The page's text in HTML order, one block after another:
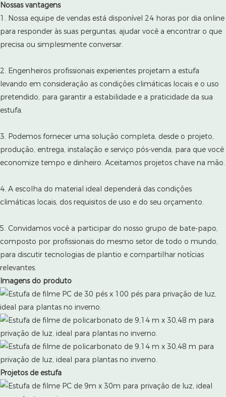
Nossas vantagens
1. Nossa equipe de vendas está disponível 24 horas por dia online
para responder às suas perguntas, ajudar você a encontrar o que
precisa ou simplesmente conversar.
2. Engenheiros profissionais experientes projetam a estufa
levando em consideração as condições climáticas locais e o uso
pretendido, para garantir a estabilidade e a praticidade da sua
estufa.
3. Podemos fornecer uma solução completa, desde o projeto,
produção, entrega, instalação e serviço pós-venda, para que você
economize tempo e dinheiro. Aceitamos projetos chave na mão.
4. A escolha do material ideal dependerá das condições
climáticas locais, dos requisitos de uso e do seu orçamento.
5. Convidamos você a participar do nosso grupo de bate-papo,
composto por profissionais do mesmo setor de todo o mundo,
para discutir tecnologias de plantio e compartilhar notícias
relevantes.
Imagens do produto
Projetos de estufa